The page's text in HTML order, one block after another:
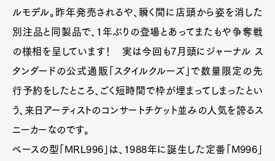
ルモデル。昨年発売されるや、瞬く間に店頭から姿を消した
別注品と同製品で、1年ぶりの登場とあってまたもや争奪戦
の様相を呈しています！ 実は今回も7月頭にジャーナル ス
タンダードの公式通販「スタイルクルーズ」で数量限定の先
行予約をしたところ、ごく短時間で枠が埋まってしまったとい
う、来日アーティストのコンサートチケット並みの人気を誇るス
ニーカーなのです。
ベースの型「MRL996」は、1988年に誕生した定番「M996」